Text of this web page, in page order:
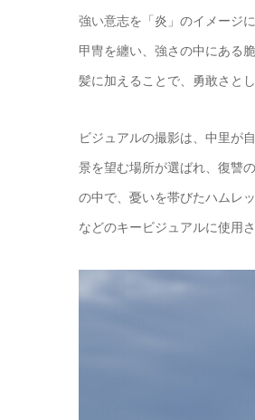
強い意志を「炎」のイメージ
甲冑を纏い、強さの中にある
髪に加えることで、勇敢さと
ビジュアルの撮影は、中里が
景を望む場所が選ばれ、復讐
の中で、憂いを帯びたハムレ
などのキービジュアルに使用さ